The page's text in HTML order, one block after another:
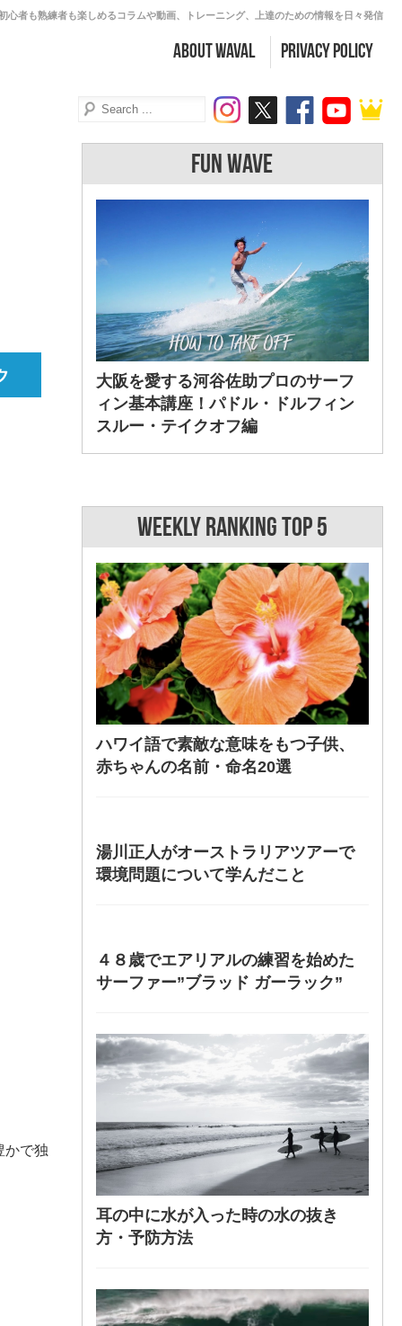
心者も熟練者も楽しめるコラムや動画、トレーニング、上達のための情報を日々発信
about WAVAL PRIVACY POLICY
かで独
FUN WAVE
大阪を愛する河谷佐助プロのサーフ
ィン基本講座！パドル・ドルフィン
スルー・テイクオフ編
WEEKLY RANKING TOP 5
ハワイ語で素敵な意味をもつ子供、
赤ちゃんの名前・命名20選
湯川正人がオーストラリアツアーで
環境問題について学んだこと
４８歳でエアリアルの練習を始めた
サーファー”ブラッド ガーラック”
耳の中に水が入った時の水の抜き
方・予防方法